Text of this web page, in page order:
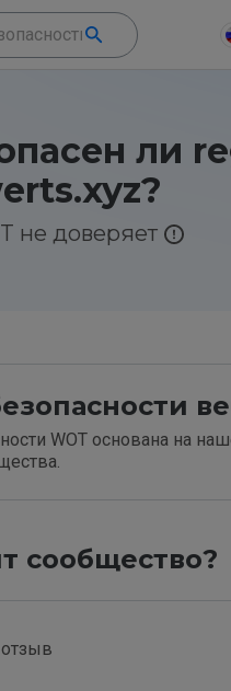
ли
не доверяет
WOT основана на
сообщество?